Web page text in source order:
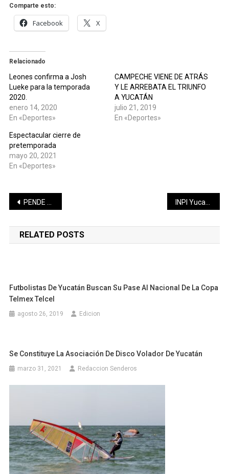
Comparte esto:
Facebook X
Relacionado
Leones confirma a Josh
Lueke para la temporada
2020.
enero 14, 2020
En «Deportes»
CAMPECHE VIENE DE ATRÁS
Y LE ARREBATA EL TRIUNFO
A YUCATÁN
julio 21, 2019
En «Deportes»
Espectacular cierre de
pretemporada
mayo 20, 2021
En «Deportes»
Navegación
de
entradas
PENDE DE UN HILO LA DIRIGENCIA DEL PRI EN YUCATÁN
RELATED POSTS
Futbolistas De Yucatán Buscan Su Pase Al Nacional De La Copa
Telmex Telcel
agosto 26, 2019 Edicion
Se Constituye La Asociación De Disco Volador De Yucatán
marzo 31, 2021 Redaccion Senderos